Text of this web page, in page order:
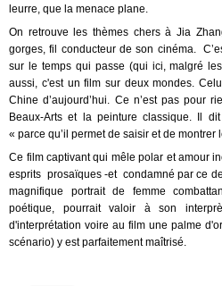
leurre, que la menace plane.
On retrouve les thèmes chers à Jia
gorges, fil conducteur de son cinéma.
sur le temps qui passe (qui ici, malgré
aussi, c'est un film sur deux mondes.
Chine d’aujourd’hui. Ce n’est pas pour
Beaux-Arts et la peinture classique. Il
« parce qu’il permet de saisir et de montrer
Ce film captivant qui mêle polar et amour
esprits prosaïques -et condamné par ce
magnifique portrait de femme
poétique, pourrait valoir à son
d'interprétation voire au film une palme
scénario) y est parfaitement maîtrisé.